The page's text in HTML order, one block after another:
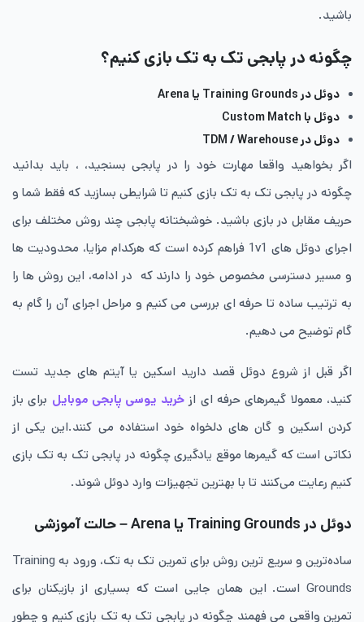
باشید.
چگونه در پابجی تک به تک بازی کنیم؟
دوئل در Training Grounds یا Arena
دوئل با Custom Match
دوئل در TDM / Warehouse
اگر بخواهید واقعا مهارت خود را در پابجی بسنجید، ، باید بدانید
چگونه در پابجی تک به تک بازی کنیم تا شرایطی بسازید که فقط شما و
حریف مقابل در بازی باشید. خوشبختانه پابجی چند روش مختلف برای
اجرای دوئل های 1v1 فراهم کرده است که هرکدام مزایا، محدودیت ها
و مسیر دسترسی مخصوص خود را دارند که در ادامه، این روش ها را
به ترتیب ساده تا حرفه ای بررسی می کنیم و مراحل اجرای آن را گام به
گام توضیح می دهیم.
اگر قبل از شروع دوئل قصد دارید اسکین یا آیتم های جدید تست
کنید، معمولا گیمرهای حرفه ای ازخرید یوسی پابجی موبایل برای باز
کردن اسکین‌ و گان های دلخواه خود استفاده می کنند.این یکی از
نکاتی است که گیمرها موقع یادگیری چگونه در پابجی تک به تک بازی
کنیم رعایت می‌کنند تا با بهترین تجهیزات وارد دوئل شوند.
دوئل در Training Grounds یا Arena – حالت آموزشی
ساده‌ترین و سریع ترین روش برای تمرین تک به تک، ورود به Training
Grounds است. این همان جایی است که بسیاری از بازیکنان برای
تمرین واقعی می فهمند چگونه در پابجی تک به تک بازی کنیم و چطور